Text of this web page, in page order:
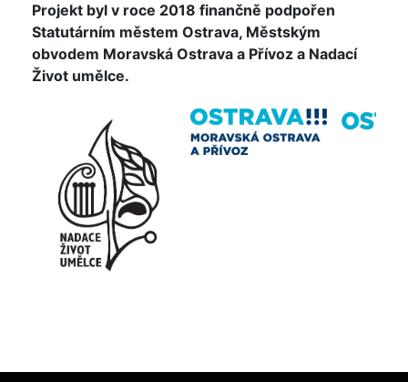
Projekt byl v roce 2018 finančně podpořen
Statutárním městem Ostrava, Městským
obvodem Moravská Ostrava a Přívoz a Nadací
Život umělce.